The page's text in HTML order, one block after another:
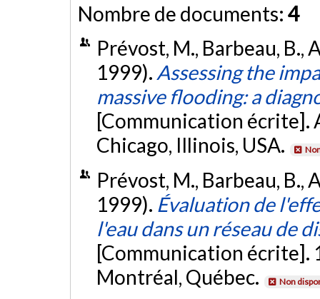
Nombre de documents: 4
Prévost, M., Barbeau, B.,
1999). Assessing the
massive flooding: a
[Communication écrite].
Chicago, Illinois, USA.
Prévost, M., Barbeau, B.,
1999). Évaluation de
l'eau dans un réseau de
[Communication écrite].
Montréal, Québec.
Non